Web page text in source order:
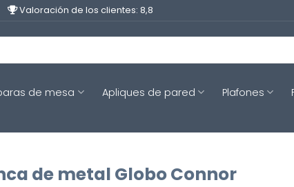
Valoración de los clientes: 8,8
de mesa Apliques de pared Plafones
de metal Globo Connor